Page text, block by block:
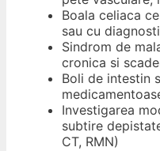
Boala celiaca
sau cu
Sindrom de
cronica si
Boli de intestin
Investigarea
subtire
CT, RMN)